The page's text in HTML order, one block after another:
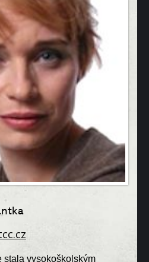
stala vysokoškolským